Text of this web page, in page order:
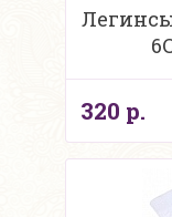
Легинсы
320 р.